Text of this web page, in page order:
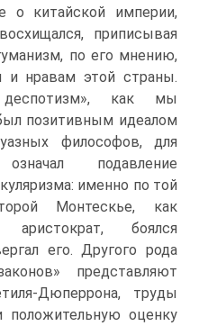
о китайской империи,
припи­сывая
по его мнению,
и нра­вам этой страны.
деспотизм», как мы
позитивным идеалом
философов, для
подавление
именно по той
Монтескье, как
аристократ, боялся
его. Другого рода
представляют
Дюперрона, труды
положительную оценку